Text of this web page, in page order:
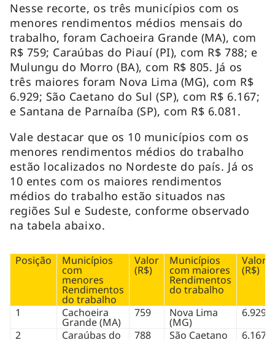
Nesse recorte, os três municípios com os
menores rendimentos médios mensais do
trabalho, foram Cachoeira Grande (MA), com
R$ 759; Caraúbas do Piauí (PI), com R$ 788; e
Mulungu do Morro (BA), com R$ 805. Já os
três maiores foram Nova Lima (MG), com R$
6.929; São Caetano do Sul (SP), com R$ 6.167;
e Santana de Parnaíba (SP), com R$ 6.081.
Vale destacar que os 10 municípios com os
menores rendimentos médios do trabalho
estão localizados no Nordeste do país. Já os
10 entes com os maiores rendimentos
médios do trabalho estão situados nas
regiões Sul e Sudeste, conforme observado
na tabela abaixo.
Posição Municípios
com
menores
Rendimentos
do trabalho
Valor
(R$)
Municípios
com maiores
Rendimentos
do trabalho
Valor
(R$)
1 Cachoeira
Grande (MA)
759 Nova Lima
(MG)
6.929
2
Caraúbas do 788 São Caetano
6.167